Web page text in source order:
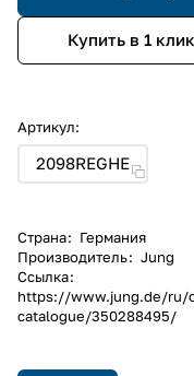
Купить в 1 клик
Артикул:
2098REGHE
Страна: Германия
Производитель: Jung
Ссылка:
https://www.jung.de/ru/
catalogue/350288495/